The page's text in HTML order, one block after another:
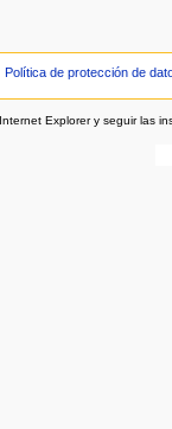
Política de protección de
Explorer y seguir las